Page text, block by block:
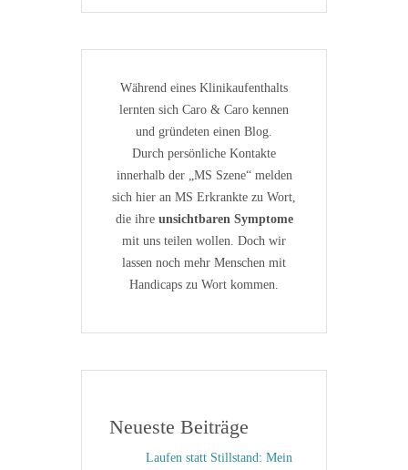
Während eines Klinikaufenthalts
lernten sich Caro & Caro kennen
und gründeten einen Blog.
Durch persönliche Kontakte
innerhalb der „MS Szene“ melden
sich hier an MS Erkrankte zu Wort,
die ihre unsichtbaren Symptome
mit uns teilen wollen. Doch wir
lassen noch mehr Menschen mit
Handicaps zu Wort kommen.
Neueste Beiträge
Laufen statt Stillstand: Mein